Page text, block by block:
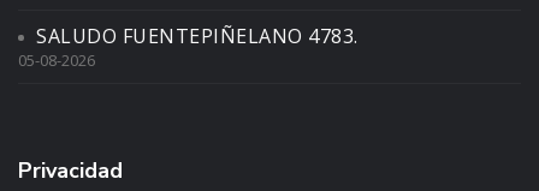
SALUDO FUENTEPIÑELANO 4783.
05-08-2026
Privacidad